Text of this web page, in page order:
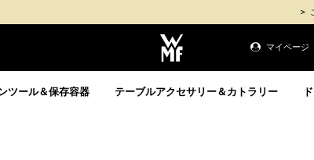
マイページ
ツール＆保存容器 テーブルアクセサリー＆カトラリー